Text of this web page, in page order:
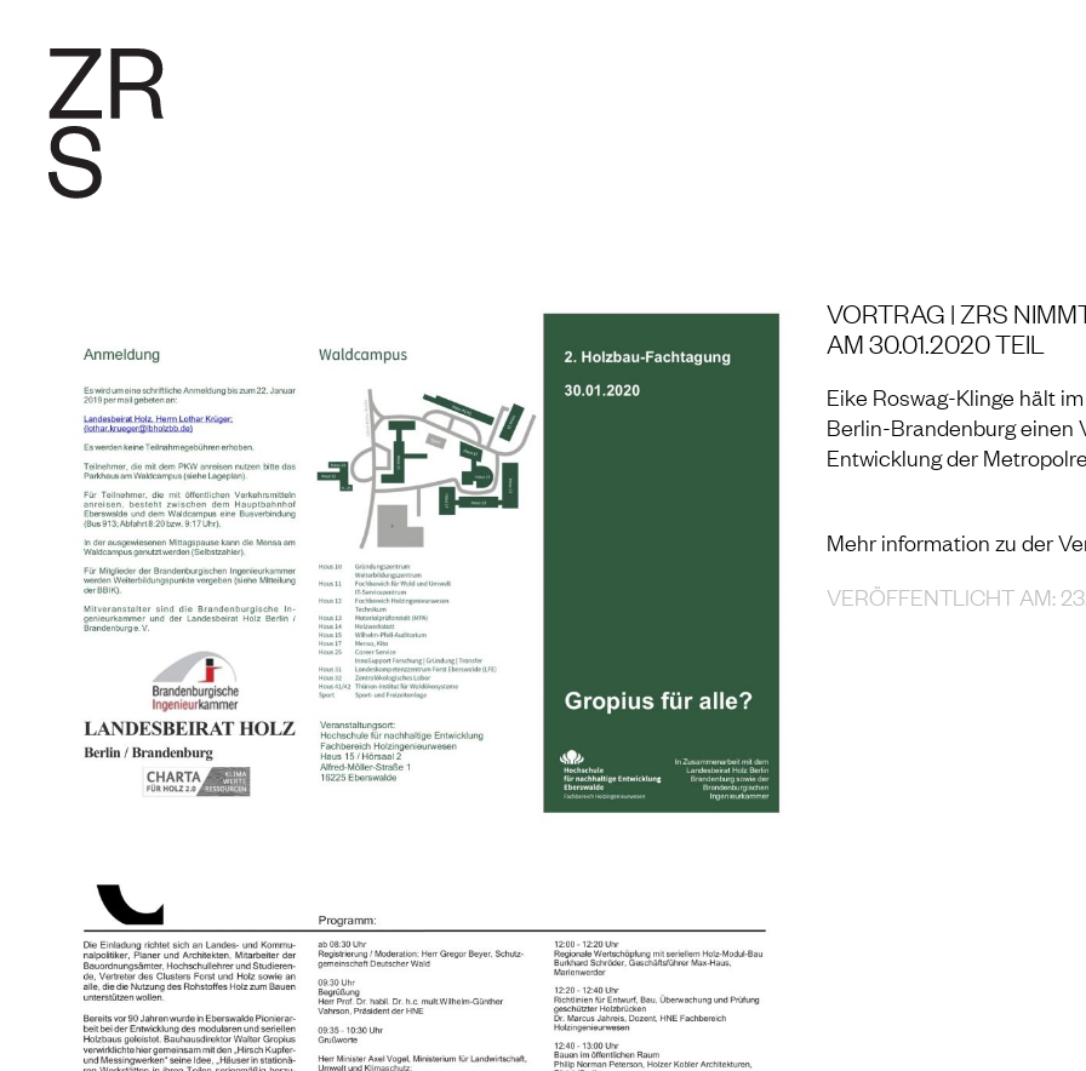
VORTRAG | ZRS
AM 30.01.2020 TEIL
Eike Roswag-Klinge hält
Berlin-Brandenburg einen
Entwicklung der
Mehr information zu der
VERÖFFENTLICHT AM: